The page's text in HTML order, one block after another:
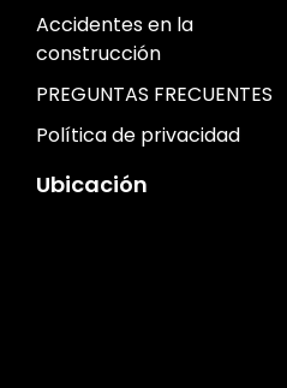
Accidentes en la
construcción
PREGUNTAS FRECUENTES
Política de privacidad
Ubicación